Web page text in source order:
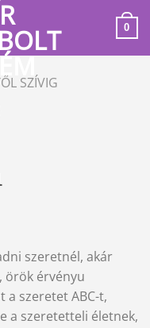
0
SZÍVIG
szeretnél, akár
örök érvényu
szeretet ABC-t,
a szeretetteli életnek,